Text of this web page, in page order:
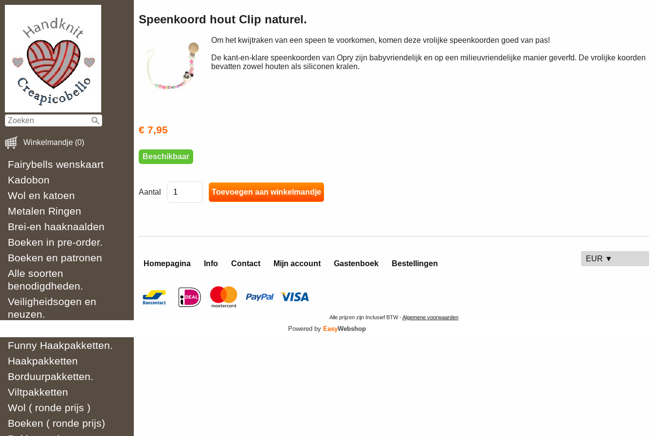
Winkelmandje (0)
Fairybells wenskaart
Kadobon
Wol en katoen
Metalen Ringen
Brei-en haaknaalden
Boeken in pre-order.
Boeken en patronen
Alle soorten
benodigdheden.
Veiligheidsogen en
neuzen.
Funny Haakpakketten.
Haakpakketten
Borduurpakketten.
Viltpakketten
Wol ( ronde prijs )
Boeken ( ronde prijs)
Speenkoord hout Clip naturel.
Om het kwijtraken van een speen te voorkomen, komen deze vrolijke speenkoorden goed van pas!
De kant-en-klare speenkoorden van Opry zijn babyvriendelijk en op een milieuvriendelijke manier geverfd. De vrolijke koorden
bevatten zowel houten als siliconen kralen.
€ 7,95
Beschikbaar
Aantal
Homepagina Info Contact Mijn account Gastenboek Bestellingen
EUR ▼
Alle prijzen zijn Inclusief BTW -Algemene voorwaarden
Powered by EasyWebshop